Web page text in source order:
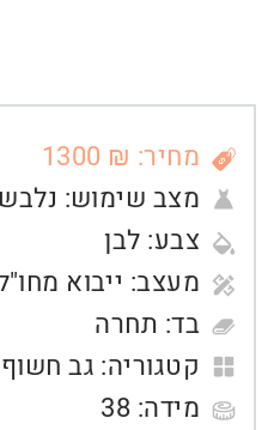
מחיר: ₪ 1300
מצב שימוש:
צבע: לבן
מעצב: ייבוא
בד: תחרה
קטגוריה: גב חשוף
מידה: 38